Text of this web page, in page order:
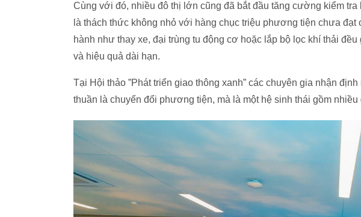
Cùng với đó, nhiều đô thị lớn cũng đã bắt đầu tăng cường kiểm
là thách thức không nhỏ với hàng chục triệu phương tiện chưa đạt
hành như thay xe, đại trùng tu động cơ hoặc lắp bộ lọc khí thải
và hiệu quả dài hạn.
Tại Hội thảo ”Phát triển giao thông xanh” các chuyên gia nhận
thuần là chuyển đổi phương tiện, mà là một hệ sinh thái gồm nhiều